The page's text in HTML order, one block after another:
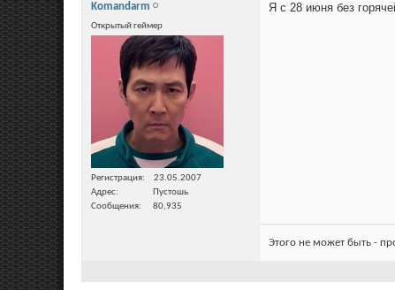
Komandarm
Открытый геймер
Регистрация
23.05.2007
Адрес
Пустошь
Сообщения
80,935
Я с 28 июня без
Этого не может быть -